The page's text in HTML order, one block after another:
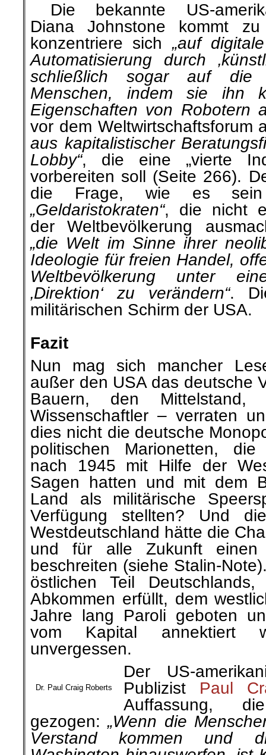
Die bekannte US-
Diana Johnstone kommt
konzentriere sich „auf
Automatisierung durch
schließlich sogar auf die
Menschen, indem sie ihn
Eigenschaften von Robotern
vor dem Weltwirtschaftsforum
aus kapitalistischer
Lobby“, die eine „vierte
vorbereiten soll (Seite 266).
die Frage, wie es
„Geldaristokraten“, die nicht
der Weltbevölkerung
„die Welt im Sinne ihrer
Ideologie für freien Handel,
Weltbevölkerung unter
‚Direktion‘ zu verändern“.
militärischen Schirm der USA.
Fazit
Nun mag sich mancher
außer den USA das deutsche
Bauern, den
Wissenschaftler – verraten
dies nicht die deutsche
politischen Marionetten,
nach 1945 mit Hilfe der
Sagen hatten und mit dem
Land als militärische
Verfügung stellten? Und
Westdeutschland hätte die
und für alle Zukunft einen
beschreiten (siehe Stalin-
östlichen Teil
Abkommen erfüllt, dem
Jahre lang Paroli geboten
vom Kapital annektiert
unvergessen.
Dr. Paul Craig Roberts
Der US-
Publizist Paul
Auffassung,
gezogen:„Wenn die
Verstand kommen und